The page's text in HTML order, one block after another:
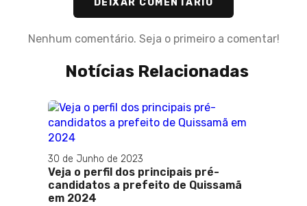
DEIXAR COMENTÁRIO
Nenhum comentário. Seja o primeiro a comentar!
Notícias Relacionadas
30 de Junho de 2023
Veja o perfil dos principais pré-
candidatos a prefeito de Quissamã
em 2024